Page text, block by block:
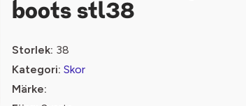
boots stl38
Storlek: 38
Kategori: Skor
Märke: